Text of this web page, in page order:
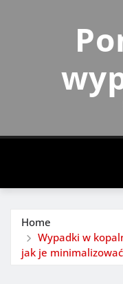
Home
Wypadki w
jak je minimalizować